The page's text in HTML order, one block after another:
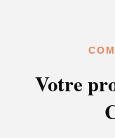
Votre